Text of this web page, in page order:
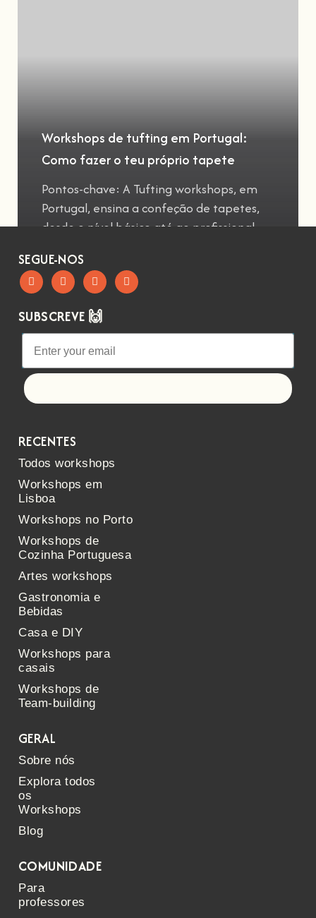
Workshops de tufting em Portugal:
Como fazer o teu próprio tapete
Pontos-chave: A Tufting workshops, em
Portugal, ensina a confeção de tapetes,
desde o nível básico até ao profissional
SEGUE-NOS
SUBSCREVE 🙌
RECENTES
Todos workshops
Workshops em
Lisboa
Workshops no Porto
Workshops de
Cozinha Portuguesa
Artes workshops
Gastronomia e
Bebidas
Casa e DIY
Workshops para
casais
Workshops de
Team-building
GERAL
Sobre nós
Explora todos
os
Workshops
Blog
COMUNIDADE
Para
professores